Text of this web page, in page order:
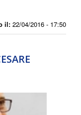
il: 22/04/2016 - 17:50